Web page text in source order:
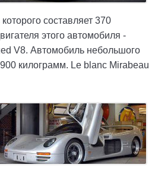
составляет 370
этого автомобиля -
V8. Автомобиль небольшого
килограмм. Le blanc Mirabeau